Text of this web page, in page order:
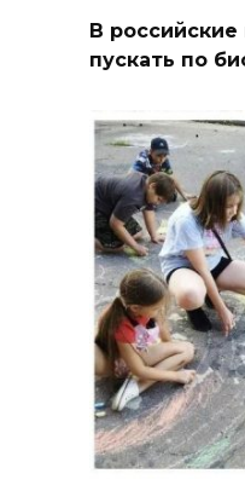
В
пускать по